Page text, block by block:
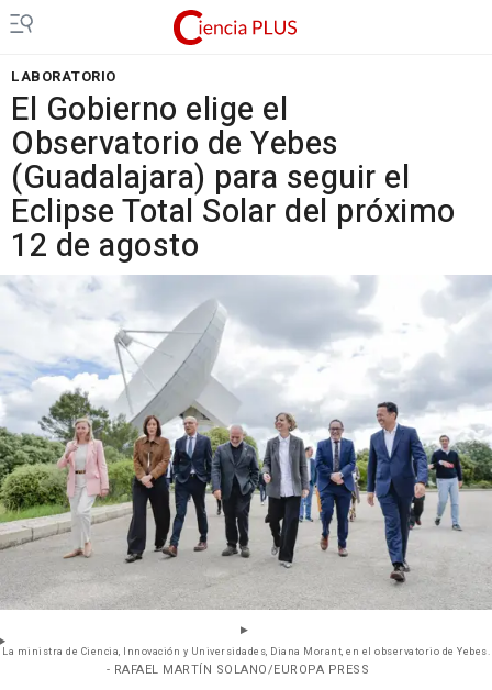
LABORATORIO
El Gobierno elige el
Observatorio de Yebes
(Guadalajara) para seguir el
Eclipse Total Solar del próximo
12 de agosto
La ministra de Ciencia, Innovación y Universidades, Diana Morant, en el observatorio de Yebes.
- RAFAEL MARTÍN SOLANO/EUROPA PRESS